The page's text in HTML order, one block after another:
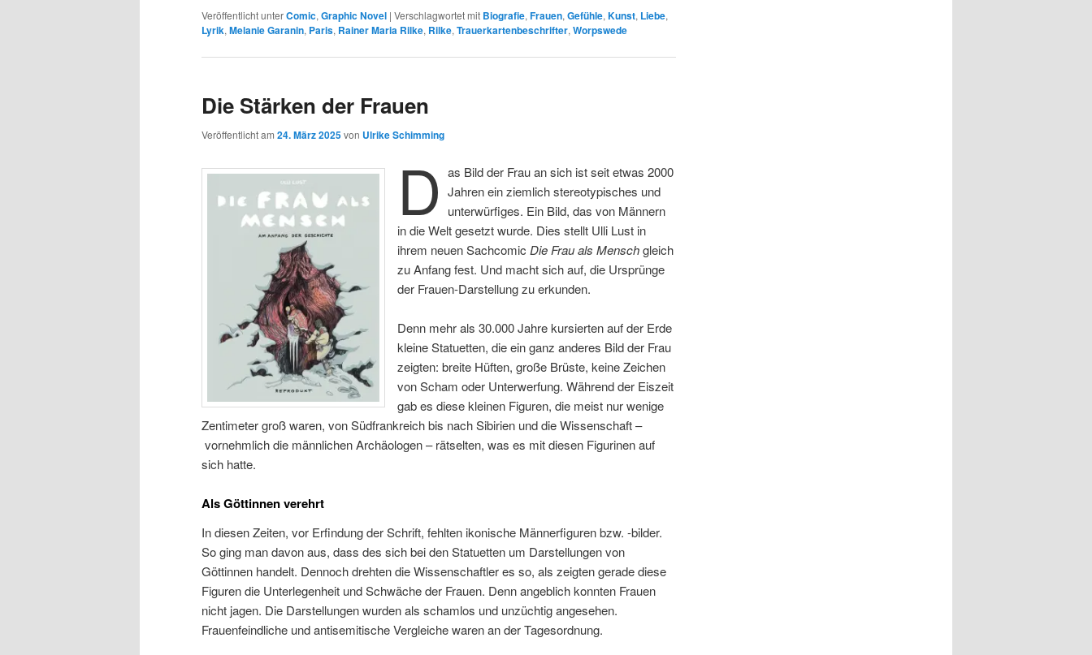
Veröffentlicht unterComic, Graphic Novel | Verschlagwortet mit Biografie, Frauen, Gefühle, Kunst, Liebe,
Lyrik, Melanie Garanin, Paris, Rainer Maria Rilke, Rilke, Trauerkartenbeschrifter, Worpswede
Die Stärken der Frauen
Veröffentlicht am 24. März 2025von Ulrike Schimming
D as Bild der Frau an sich ist seit etwas 2000
Jahren ein ziemlich stereotypisches und
unterwürfiges. Ein Bild, das von Männern
in die Welt gesetzt wurde. Dies stellt Ulli Lust in
ihrem neuen Sachcomic Die Frau als Menschgleich
zu Anfang fest. Und macht sich auf, die Ursprünge
der Frauen-Darstellung zu erkunden.
Denn mehr als 30.000 Jahre kursierten auf der Erde
kleine Statuetten, die ein ganz anderes Bild der Frau
zeigten: breite Hüften, große Brüste, keine Zeichen
von Scham oder Unterwerfung. Während der Eiszeit
gab es diese kleinen Figuren, die meist nur wenige
Zentimeter groß waren, von Südfrankreich bis nach Sibirien und die Wissenschaft –
vornehmlich die männlichen Archäologen – rätselten, was es mit diesen Figurinen auf
sich hatte.
Als Göttinnen verehrt
In diesen Zeiten, vor Erfindung der Schrift, fehlten ikonische Männerfiguren bzw. -bilder.
So ging man davon aus, dass des sich bei den Statuetten um Darstellungen von
Göttinnen handelt. Dennoch drehten die Wissenschaftler es so, als zeigten gerade diese
Figuren die Unterlegenheit und Schwäche der Frauen. Denn angeblich konnten Frauen
nicht jagen. Die Darstellungen wurden als schamlos und unzüchtig angesehen.
Frauenfeindliche und antisemitische Vergleiche waren an der Tagesordnung.